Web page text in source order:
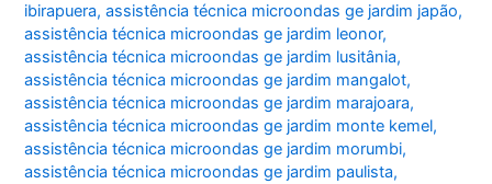
ibirapuera,assistência técnica microondas ge jardim japão,
assistência técnica microondas ge jardim leonor,
assistência técnica microondas ge jardim lusitânia,
assistência técnica microondas ge jardim mangalot,
assistência técnica microondas ge jardim marajoara,
assistência técnica microondas ge jardim monte kemel,
assistência técnica microondas ge jardim morumbi,
assistência técnica microondas ge jardim paulista,